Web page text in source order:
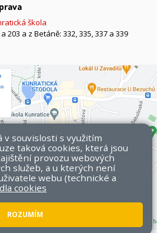
škola
203 a z Betáně: 332, 335, 337 a 339
v souvislosti s využitím
taková cookies, která jsou
provozu webových
služeb, a u kterých není
webu (technické a
cookies
ROZUMÍM